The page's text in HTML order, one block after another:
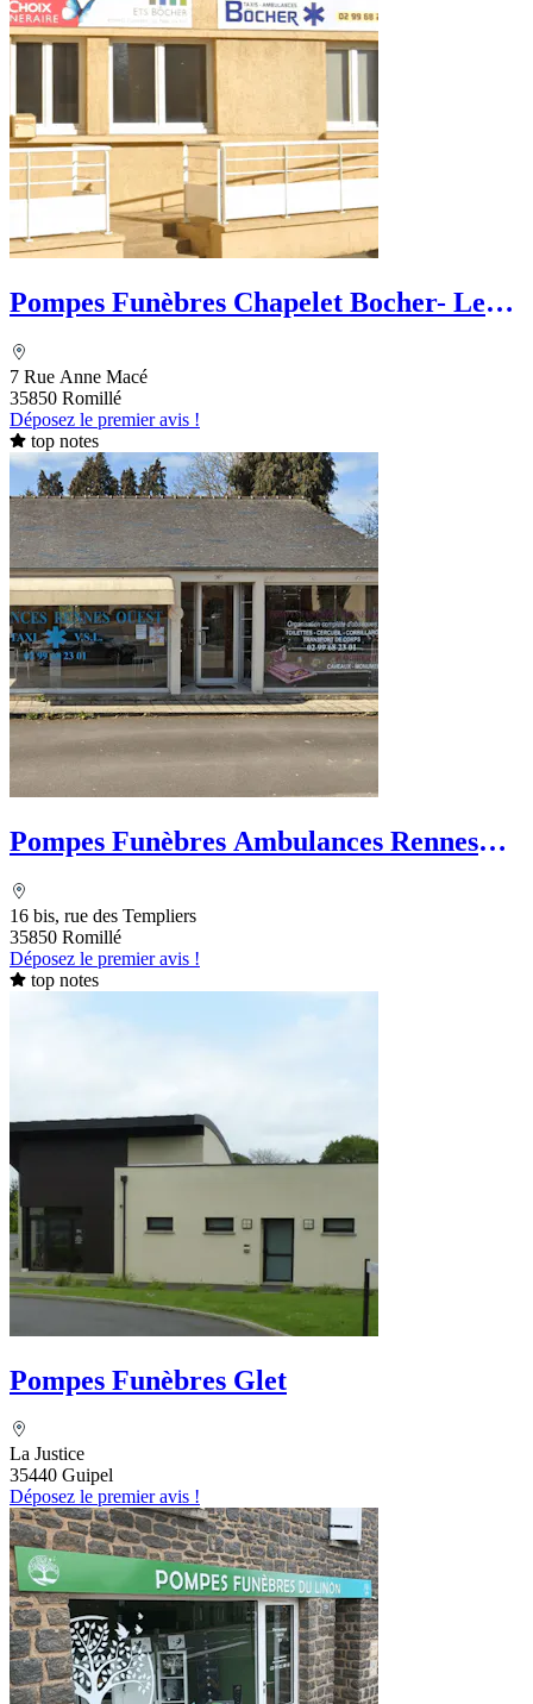
Pompes Funèbres Chapelet Bocher- Le
7 Rue Anne Macé
35850 Romillé
Déposez le premier avis !
top notes
Pompes Funèbres Ambulances Rennes
16 bis, rue des Templiers
35850 Romillé
Déposez le premier avis !
top notes
Pompes Funèbres Glet
La Justice
35440 Guipel
Déposez le premier avis !